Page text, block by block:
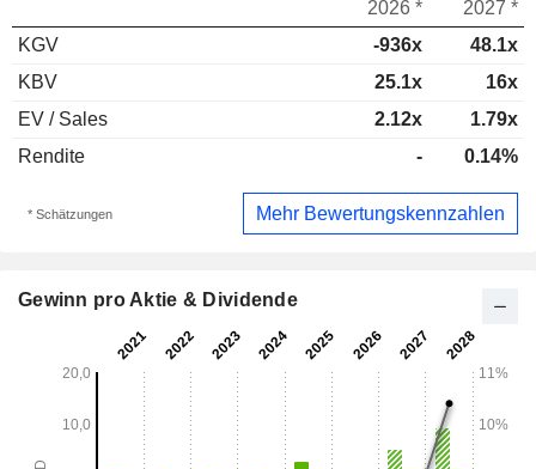
2026 *
2027 *
KGV
-936x
48.1x
KBV
25.1x
16x
EV / Sales
2.12x
1.79x
Rendite
- 0.14%
* Schätzungen Mehr Bewertungskennzahlen
Gewinn pro Aktie & Dividende